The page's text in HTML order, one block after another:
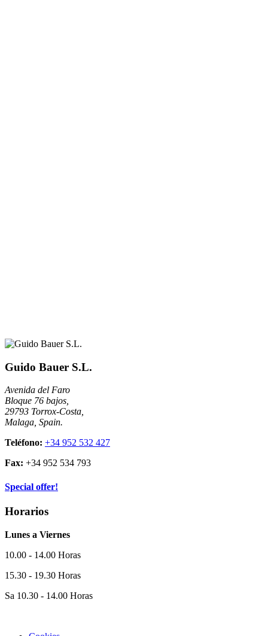
Guido Bauer S.L.
Avenida del Faro
Bloque 76 bajos,
29793 Torrox-Costa,
Malaga, Spain.
Teléfono: +34 952 532 427
Fax: +34 952 534 793
Special offer!
Horarios
Lunes a Viernes
10.00 - 14.00 Horas
15.30 - 19.30 Horas
Sa 10.30 - 14.00 Horas